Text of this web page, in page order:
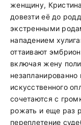
женщину,
довезти её до
экстренными
нападением
оттаивают
включая жену
незапланированно
искусственного
сочетаются с
рожать и еще раз
переплетение